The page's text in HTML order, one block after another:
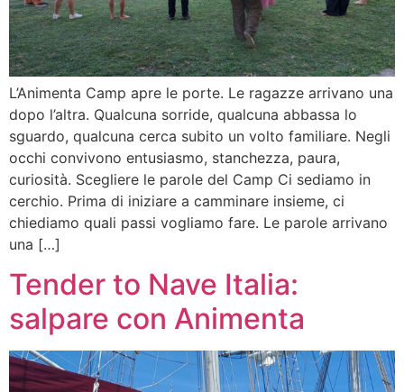
L’Animenta Camp apre le porte. Le ragazze arrivano una
dopo l’altra. Qualcuna sorride, qualcuna abbassa lo
sguardo, qualcuna cerca subito un volto familiare. Negli
occhi convivono entusiasmo, stanchezza, paura,
curiosità. Scegliere le parole del Camp Ci sediamo in
cerchio. Prima di iniziare a camminare insieme, ci
chiediamo quali passi vogliamo fare. Le parole arrivano
una […]
Tender to Nave Italia:
salpare con Animenta